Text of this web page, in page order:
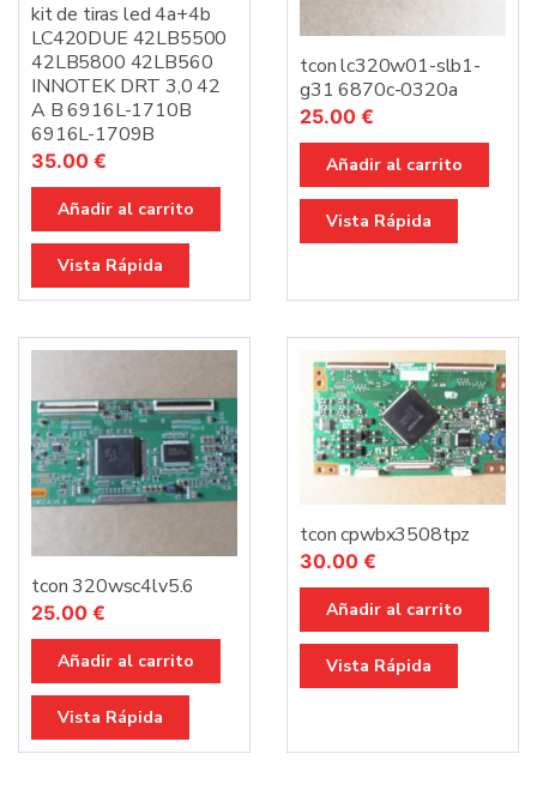
kit de tiras led 4a+4b
LC420DUE 42LB5500
42LB5800 42LB560
INNOTEK DRT 3,0 42
A B 6916L-1710B
6916L-1709B
35.00 €
Añadir al carrito
Vista Rápida
tcon lc320w01-slb1-
g31 6870c-0320a
25.00 €
Añadir al carrito
Vista Rápida
tcon 320wsc4lv5.6
25.00 €
Añadir al carrito
Vista Rápida
tcon cpwbx3508tpz
30.00 €
Añadir al carrito
Vista Rápida